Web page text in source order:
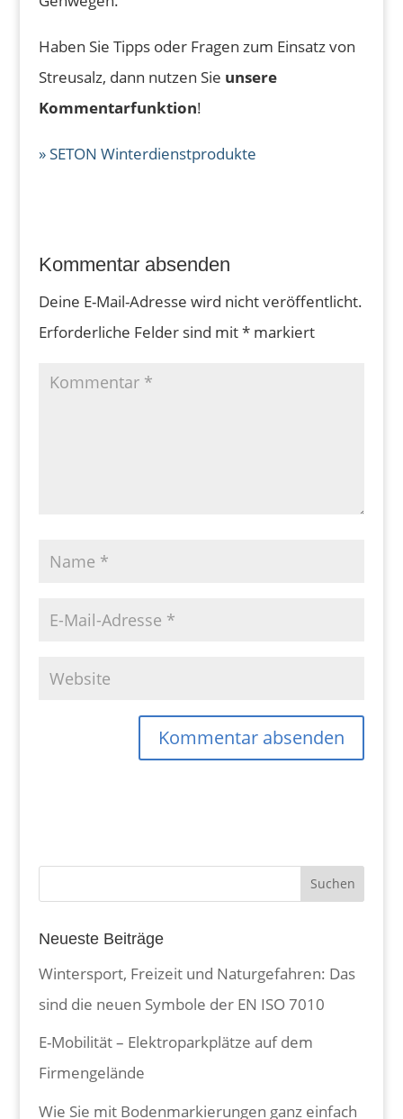
Haben Sie Tipps oder Fragen zum Einsatz von
Streusalz, dann nutzen Sie unsere
Kommentarfunktion!
» SETON Winterdienstprodukte
Kommentar absenden
Deine E-Mail-Adresse wird nicht veröffentlicht.
Erforderliche Felder sind mit*markiert
Neueste Beiträge
Wintersport, Freizeit und Naturgefahren: Das
sind die neuen Symbole der EN ISO 7010
E-Mobilität – Elektroparkplätze auf dem
Firmengelände
Wie Sie mit Bodenmarkierungen ganz einfach